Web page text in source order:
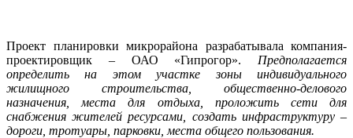
Проект планировки микрорайона разрабатывала компания-
проектировщик – ОАО «Гипрогор». Предполагается
определить на этом участке зоны индивидуального
жилищного строительства, общественно-делового
назначения, места для отдыха, проложить сети для
снабжения жителей ресурсами, создать инфраструктуру –
дороги, тротуары, парковки, места общего пользования.